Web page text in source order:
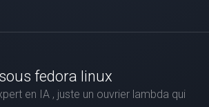
fedora linux
en IA , juste un ouvrier lambda qui